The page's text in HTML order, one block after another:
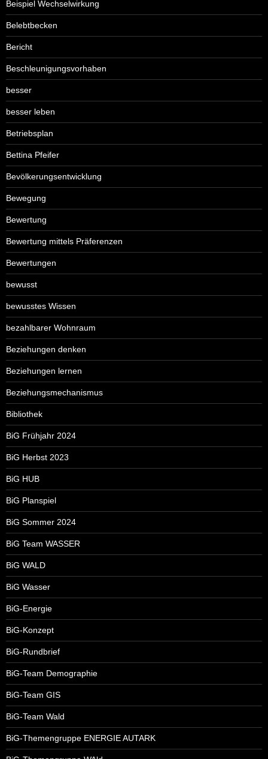
Beispiel Wechselwirkung
Belebtbecken
Bericht
Beschleunigungsvorhaben
besser
besser leben
Betriebsplan
Bettina Pfeifer
Bevölkerungsentwicklung
Bewegung
Bewertung
Bewertung mittels Präferenzen
Bewertungen
bewusst
bewusstes Wissen
bezahlbarer Wohnraum
Beziehungen denken
Beziehungen lernen
Beziehungsmechanismus
Bibliothek
BiG Frühjahr 2024
BiG Herbst 2023
BiG HUB
BiG Planspiel
BiG Sommer 2024
BiG Team WASSER
BiG WALD
BiG Wasser
BiG-Energie
BiG-Konzept
BiG-Rundbrief
BiG-Team Demographie
BiG-Team GIS
BiG-Team Wald
BiG-Themengruppe ENERGIE AUTARK